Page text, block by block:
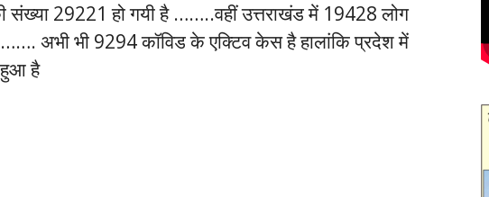
संख्या 29221 हो गयी है ……..वहीं उत्तराखंड में 19428 लोग
अभी भी 9294 कॉविड के एक्टिव केस है हालांकि प्रदेश में
हुआ है